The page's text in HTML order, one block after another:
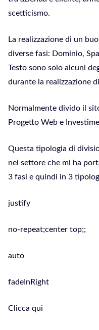
scetticismo.
La realizzazione di un
diverse fasi: Dominio,
Testo sono solo alcuni
durante la realizzazione
Normalmente divido il
Progetto Web e
Questa tipologia di
nel settore che mi ha
3 fasi e quindi in 3
justify
no-repeat;center top;;
auto
fadeInRight
Clicca qui